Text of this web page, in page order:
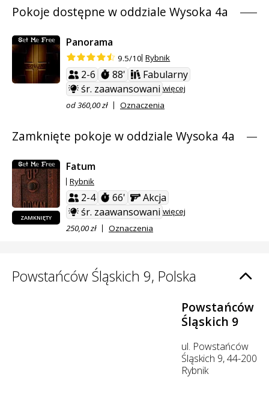
Pokoje dostępne w oddziale Wysoka 4a
Panorama
9.5/10 Rybnik
2-6 88'
Fabularny
śr. zaawansowani więcej
od 360,00 zł
Oznaczenia
Zamknięte pokoje w oddziale Wysoka 4a
ZAMKNIĘTY
Fatum
Rybnik
2-4 66'
Akcja
śr. zaawansowani więcej
250,00 zł
Oznaczenia
Powstańców Śląskich 9, Polska
Powstańców
Śląskich 9
ul. Powstańców
Śląskich 9, 44-200
Rybnik